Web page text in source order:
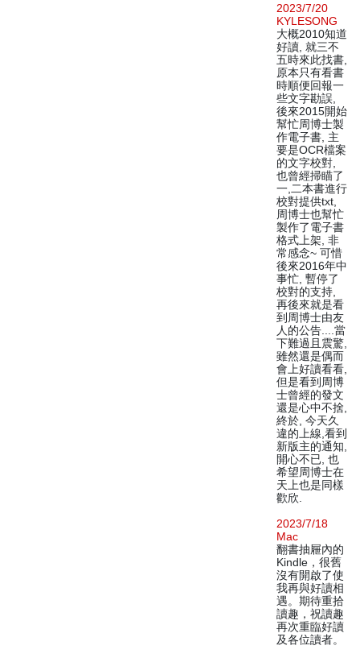
2023/7/20
KYLESONG
大概2010知道
好讀, 就三不
五時來此找書,
原本只有看書
時順便回報一
些文字勘誤,
後來2015開始
幫忙周博士製
作電子書, 主
要是OCR檔案
的文字校對,
也曾經掃瞄了
一,二本書進行
校對提供txt,
周博士也幫忙
製作了電子書
格式上架, 非
常感念~ 可惜
後來2016年中
事忙, 暫停了
校對的支持,
再後來就是看
到周博士由友
人的公告....當
下難過且震驚,
雖然還是偶而
會上好讀看看,
但是看到周博
士曾經的發文
還是心中不捨,
終於, 今天久
違的上線,看到
新版主的通知,
開心不已, 也
希望周博士在
天上也是同樣
歡欣.
2023/7/18
Mac
翻書抽屜內的
Kindle，很舊
沒有開啟了使
我再與好讀相
遇。期待重拾
讀趣，祝讀趣
再次重臨好讀
及各位讀者。